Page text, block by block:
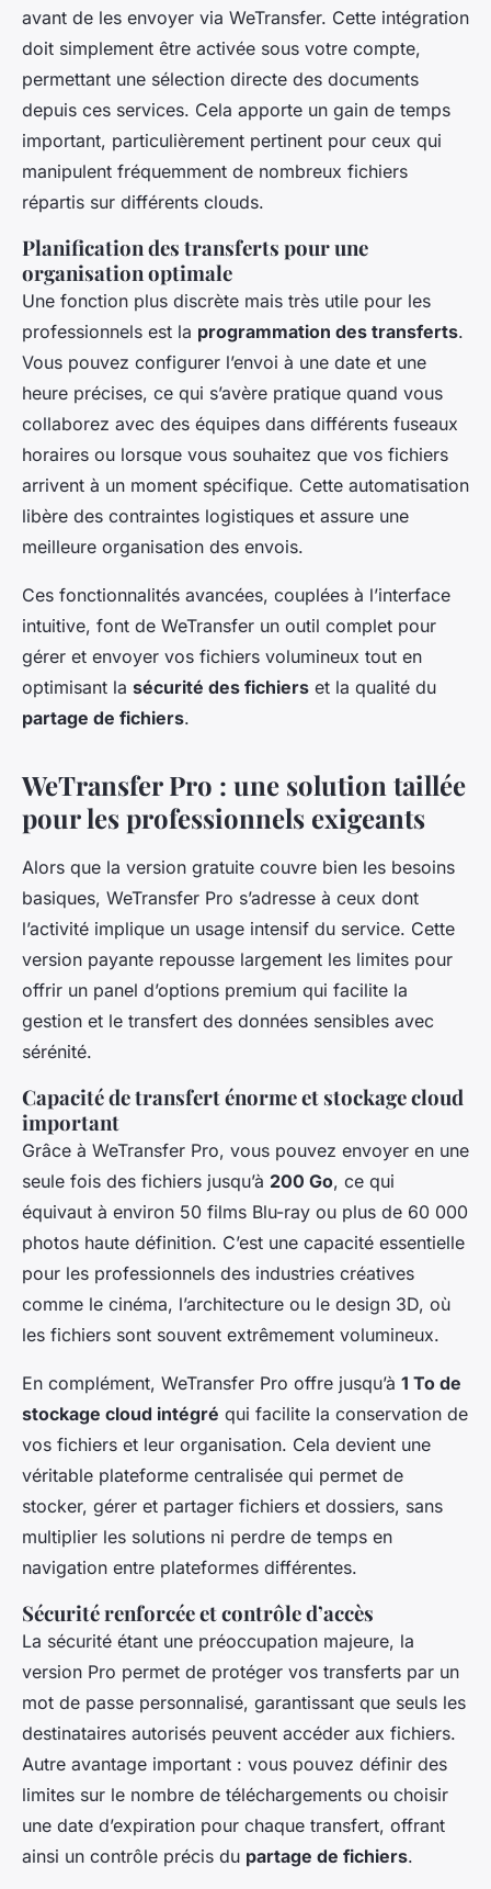
avant de les envoyer via WeTransfer. Cette intégration
doit simplement être activée sous votre compte,
permettant une sélection directe des documents
depuis ces services. Cela apporte un gain de temps
important, particulièrement pertinent pour ceux qui
manipulent fréquemment de nombreux fichiers
répartis sur différents clouds.
Planification des transferts pour une
organisation optimale
Une fonction plus discrète mais très utile pour les
professionnels est la programmation des transferts.
Vous pouvez configurer l’envoi à une date et une
heure précises, ce qui s’avère pratique quand vous
collaborez avec des équipes dans différents fuseaux
horaires ou lorsque vous souhaitez que vos fichiers
arrivent à un moment spécifique. Cette automatisation
libère des contraintes logistiques et assure une
meilleure organisation des envois.
Ces fonctionnalités avancées, couplées à l’interface
intuitive, font de WeTransfer un outil complet pour
gérer et envoyer vos fichiers volumineux tout en
optimisant la sécurité des fichiers et la qualité du
partage de fichiers.
WeTransfer Pro : une solution taillée
pour les professionnels exigeants
Alors que la version gratuite couvre bien les besoins
basiques, WeTransfer Pro s’adresse à ceux dont
l’activité implique un usage intensif du service. Cette
version payante repousse largement les limites pour
offrir un panel d’options premium qui facilite la
gestion et le transfert des données sensibles avec
sérénité.
Capacité de transfert énorme et stockage cloud
important
Grâce à WeTransfer Pro, vous pouvez envoyer en une
seule fois des fichiers jusqu’à 200 Go, ce qui
équivaut à environ 50 films Blu-ray ou plus de 60 000
photos haute définition. C’est une capacité essentielle
pour les professionnels des industries créatives
comme le cinéma, l’architecture ou le design 3D, où
les fichiers sont souvent extrêmement volumineux.
En complément, WeTransfer Pro offre jusqu’à 1 To de
stockage cloud intégré qui facilite la conservation de
vos fichiers et leur organisation. Cela devient une
véritable plateforme centralisée qui permet de
stocker, gérer et partager fichiers et dossiers, sans
multiplier les solutions ni perdre de temps en
navigation entre plateformes différentes.
Sécurité renforcée et contrôle d’accès
La sécurité étant une préoccupation majeure, la
version Pro permet de protéger vos transferts par un
mot de passe personnalisé, garantissant que seuls les
destinataires autorisés peuvent accéder aux fichiers.
Autre avantage important : vous pouvez définir des
limites sur le nombre de téléchargements ou choisir
une date d’expiration pour chaque transfert, offrant
ainsi un contrôle précis du partage de fichiers.